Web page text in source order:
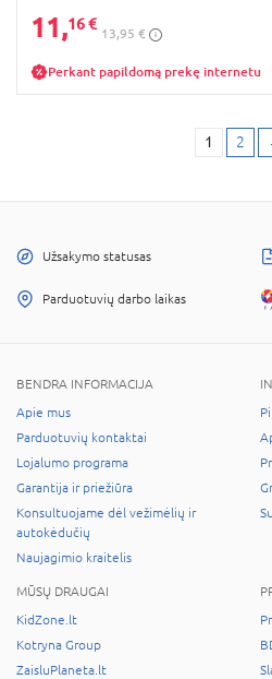
11,16 €
13,95 €
Perkant papildomą prekę internetu
1 2
Užsakymo statusas
Parduotuvių darbo laikas
BENDRA INFORMACIJA
Apie mus
Parduotuvių kontaktai
Lojalumo programa
Garantija ir priežiūra
Konsultuojame dėl vežimėlių ir
autokėdučių
Naujagimio kraitelis
MŪSŲ DRAUGAI
KidZone.lt
Kotryna Group
ZaisluPlaneta.lt